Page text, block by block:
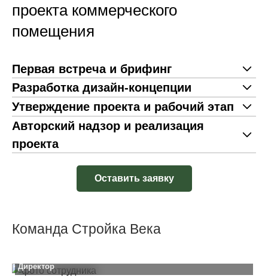
проекта коммерческого
помещения
Первая встреча и брифинг
Разработка дизайн-концепции
Утверждение проекта и рабочий этап
Авторский надзор и реализация
проекта
Оставить заявку
Команда Стройка Века
Директор